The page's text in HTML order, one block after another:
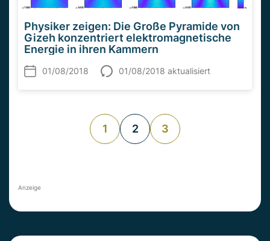
Physiker zeigen: Die Große Pyramide von
Gizeh konzentriert elektromagnetische
Energie in ihren Kammern
01/08/2018 01/08/2018 aktualisiert
1 2 3
Anzeige